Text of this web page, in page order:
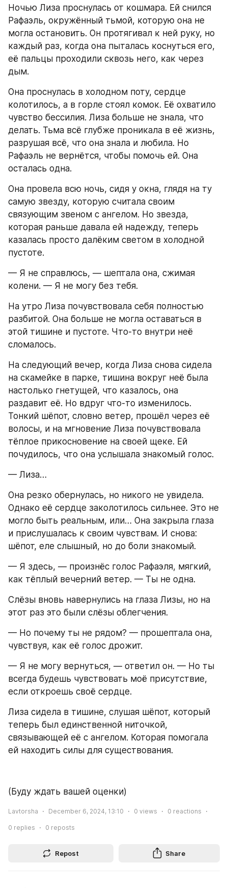
Ночью Лиза проснулась от кошмара. Ей снился
Рафаэль, окружённый тьмой, которую она не
могла остановить. Он протягивал к ней руку, но
каждый раз, когда она пыталась коснуться его,
её пальцы проходили сквозь него, как через
дым.
Она проснулась в холодном поту, сердце
колотилось, а в горле стоял комок. Её охватило
чувство бессилия. Лиза больше не знала, что
делать. Тьма всё глубже проникала в её жизнь,
разрушая всё, что она знала и любила. Но
Рафаэль не вернётся, чтобы помочь ей. Она
осталась одна.
Она провела всю ночь, сидя у окна, глядя на ту
самую звезду, которую считала своим
связующим звеном с ангелом. Но звезда,
которая раньше давала ей надежду, теперь
казалась просто далёким светом в холодной
пустоте.
— Я не справлюсь, — шептала она, сжимая
колени. — Я не могу без тебя.
На утро Лиза почувствовала себя полностью
разбитой. Она больше не могла оставаться в
этой тишине и пустоте. Что-то внутри неё
сломалось.
На следующий вечер, когда Лиза снова сидела
на скамейке в парке, тишина вокруг неё была
настолько гнетущей, что казалось, она
раздавит её. Но вдруг что-то изменилось.
Тонкий шёпот, словно ветер, прошёл через её
волосы, и на мгновение Лиза почувствовала
тёплое прикосновение на своей щеке. Ей
почудилось, что она услышала знакомый голос.
— Лиза…
Она резко обернулась, но никого не увидела.
Однако её сердце заколотилось сильнее. Это не
могло быть реальным, или… Она закрыла глаза
и прислушалась к своим чувствам. И снова:
шёпот, еле слышный, но до боли знакомый.
— Я здесь, — произнёс голос Рафаэля, мягкий,
как тёплый вечерний ветер. — Ты не одна.
Слёзы вновь навернулись на глаза Лизы, но на
этот раз это были слёзы облегчения.
— Но почему ты не рядом? — прошептала она,
чувствуя, как её голос дрожит.
— Я не могу вернуться, — ответил он. — Но ты
всегда будешь чувствовать моё присутствие,
если откроешь своё сердце.
Лиза сидела в тишине, слушая шёпот, который
теперь был единственной ниточкой,
связывающей её с ангелом. Которая помогала
ей находить силы для существования.
(Буду ждать вашей оценки)
Lavtorsha December 6, 2024, 13:10 0 views 0 reactions
0 replies 0 reposts
Repost Share